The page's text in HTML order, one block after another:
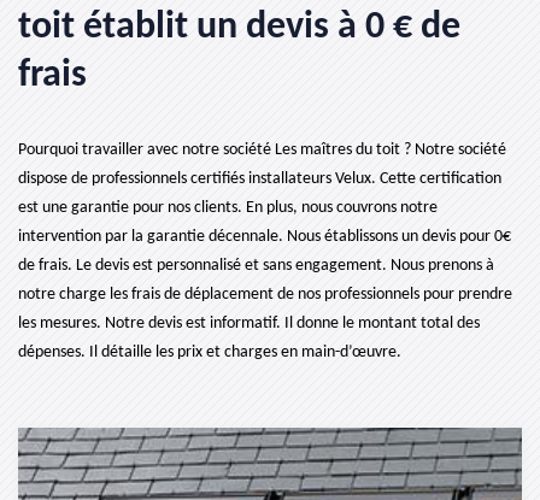
toit établit un devis à 0 € de
frais
Pourquoi travailler avec notre société Les maîtres du toit ? Notre société
dispose de professionnels certifiés installateurs Velux. Cette certification
est une garantie pour nos clients. En plus, nous couvrons notre
intervention par la garantie décennale. Nous établissons un devis pour 0€
de frais. Le devis est personnalisé et sans engagement. Nous prenons à
notre charge les frais de déplacement de nos professionnels pour prendre
les mesures. Notre devis est informatif. Il donne le montant total des
dépenses. Il détaille les prix et charges en main-d’œuvre.